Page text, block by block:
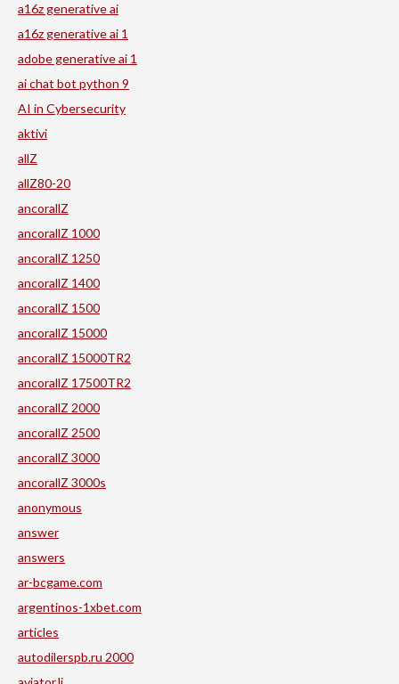
a16z generative ai
a16z generative ai 1
adobe generative ai 1
ai chat bot python 9
AI in Cybersecurity
aktivi
allZ
allZ80-20
ancorallZ
ancorallZ 1000
ancorallZ 1250
ancorallZ 1400
ancorallZ 1500
ancorallZ 15000
ancorallZ 15000TR2
ancorallZ 17500TR2
ancorallZ 2000
ancorallZ 2500
ancorallZ 3000
ancorallZ 3000s
anonymous
answer
answers
ar-bcgame.com
argentinos-1xbet.com
articles
autodilerspb.ru 2000